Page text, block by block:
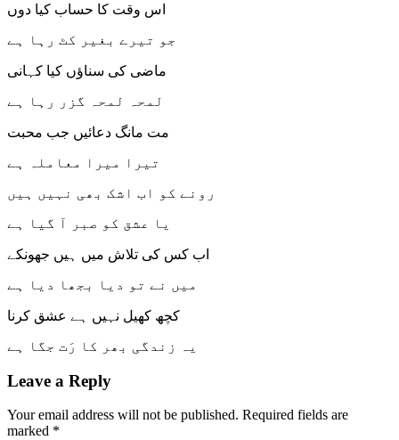
اس وقت کا حساب کیا دوں
جو تیرے بغیر کٹ رہا ہے
ماضی کی سناؤں کیا کہانی
لمحہ لمحہ گزر رہا ہے
مت مانگ دعائیں جب محبت
تیرا میرا معاملہ ہے
رونے کو اب اشک بھی نہیں ہیں
یا عشق کو صبر آ گیا ہے
اب کس کی تلاش میں ہیں جھونکے
میں نے تو دیا بجھا دیا ہے
کچھ کھیل نہیں ہے عشق کرنا
یہ زندگی بھر کا رَت جگا ہے
Leave a Reply
Your email address will not be published. Required fields are
marked *